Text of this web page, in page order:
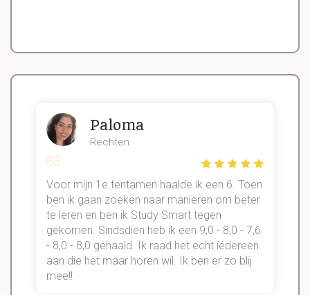
Paloma
Rechten
Voor mijn 1e tentamen haalde ik een 6. Toen
ben ik gaan zoeken naar manieren om beter
te leren en ben ik Study Smart tegen
gekomen. Sindsdien heb ik een 9,0 - 8,0 - 7,6
- 8,0 - 8,0 gehaald. Ik raad het echt íédereen
aan die het maar horen wil. Ik ben er zo blij
mee!!